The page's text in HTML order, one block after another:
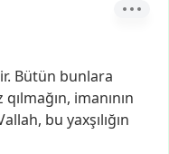
Bütün bunlara
qılmağın, imanının
bu yaxşılığın